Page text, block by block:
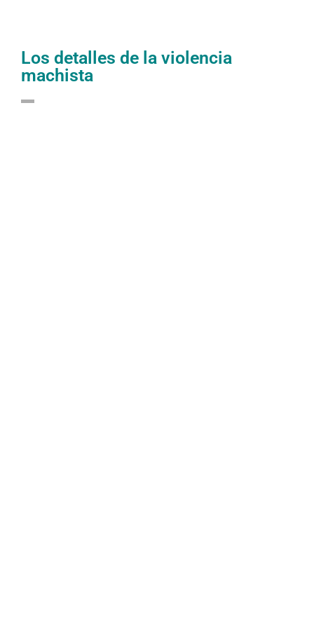
Los detalles de la violencia
machista